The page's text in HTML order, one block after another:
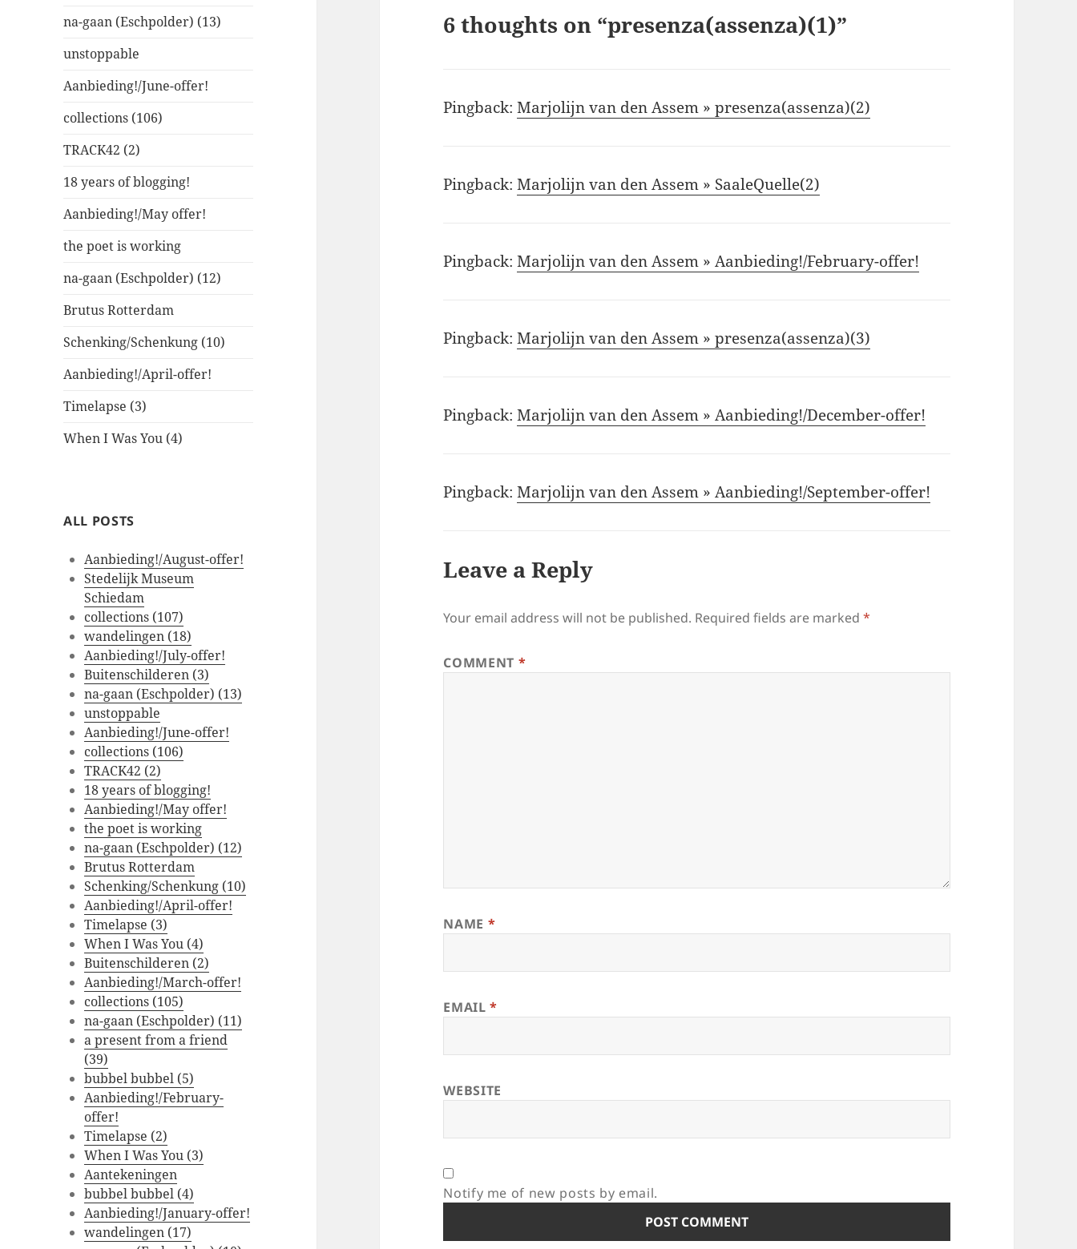
na-gaan (Eschpolder) (13)
unstoppable
Aanbieding!/June-offer!
collections (106)
TRACK42 (2)
18 years of blogging!
Aanbieding!/May offer!
the poet is working
na-gaan (Eschpolder) (12)
Brutus Rotterdam
Schenking/Schenkung (10)
Aanbieding!/April-offer!
Timelapse (3)
When I Was You (4)
ALL POSTS
Aanbieding!/August-offer!
Stedelijk Museum
Schiedam
collections (107)
wandelingen (18)
Aanbieding!/July-offer!
Buitenschilderen (3)
na-gaan (Eschpolder) (13)
unstoppable
Aanbieding!/June-offer!
collections (106)
TRACK42 (2)
18 years of blogging!
Aanbieding!/May offer!
the poet is working
na-gaan (Eschpolder) (12)
Brutus Rotterdam
Schenking/Schenkung (10)
Aanbieding!/April-offer!
Timelapse (3)
When I Was You (4)
Buitenschilderen (2)
Aanbieding!/March-offer!
collections (105)
na-gaan (Eschpolder) (11)
a present from a friend
(39)
bubbel bubbel (5)
Aanbieding!/February-
offer!
Timelapse (2)
When I Was You (3)
Aantekeningen
bubbel bubbel (4)
Aanbieding!/January-offer!
wandelingen (17)
6 thoughts on “presenza(assenza)(1)”
Pingback:Marjolijn van den Assem » presenza(assenza)(2)
Pingback:Marjolijn van den Assem » SaaleQuelle(2)
Pingback:Marjolijn van den Assem » Aanbieding!/February-offer!
Pingback:Marjolijn van den Assem » presenza(assenza)(3)
Pingback:Marjolijn van den Assem » Aanbieding!/December-offer!
Pingback:Marjolijn van den Assem » Aanbieding!/September-offer!
Leave a Reply
Your email address will not be published. Required fields are marked*
COMMENT *
NAME *
EMAIL*
WEBSITE
Notify me of new posts by email.